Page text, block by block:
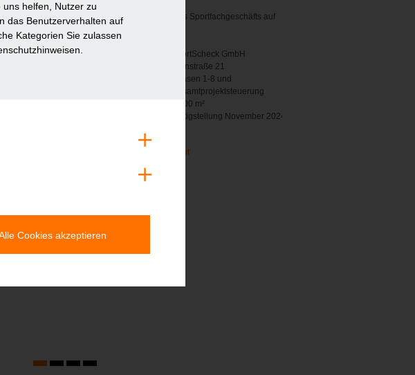
helfen, Nutzer zu
das Benutzerverhalten auf
Kategorien Sie zulassen
＋
＋
Cookies akzeptieren
Innenausbau eines Sportfachgeschäfts auf
SportScheck GmbH
Hainstraße 21
Phasen 1-8 und
Gesamtprojektsteuerung
2.200 m²
Fertigstellung November 2024
zur Projektübersicht